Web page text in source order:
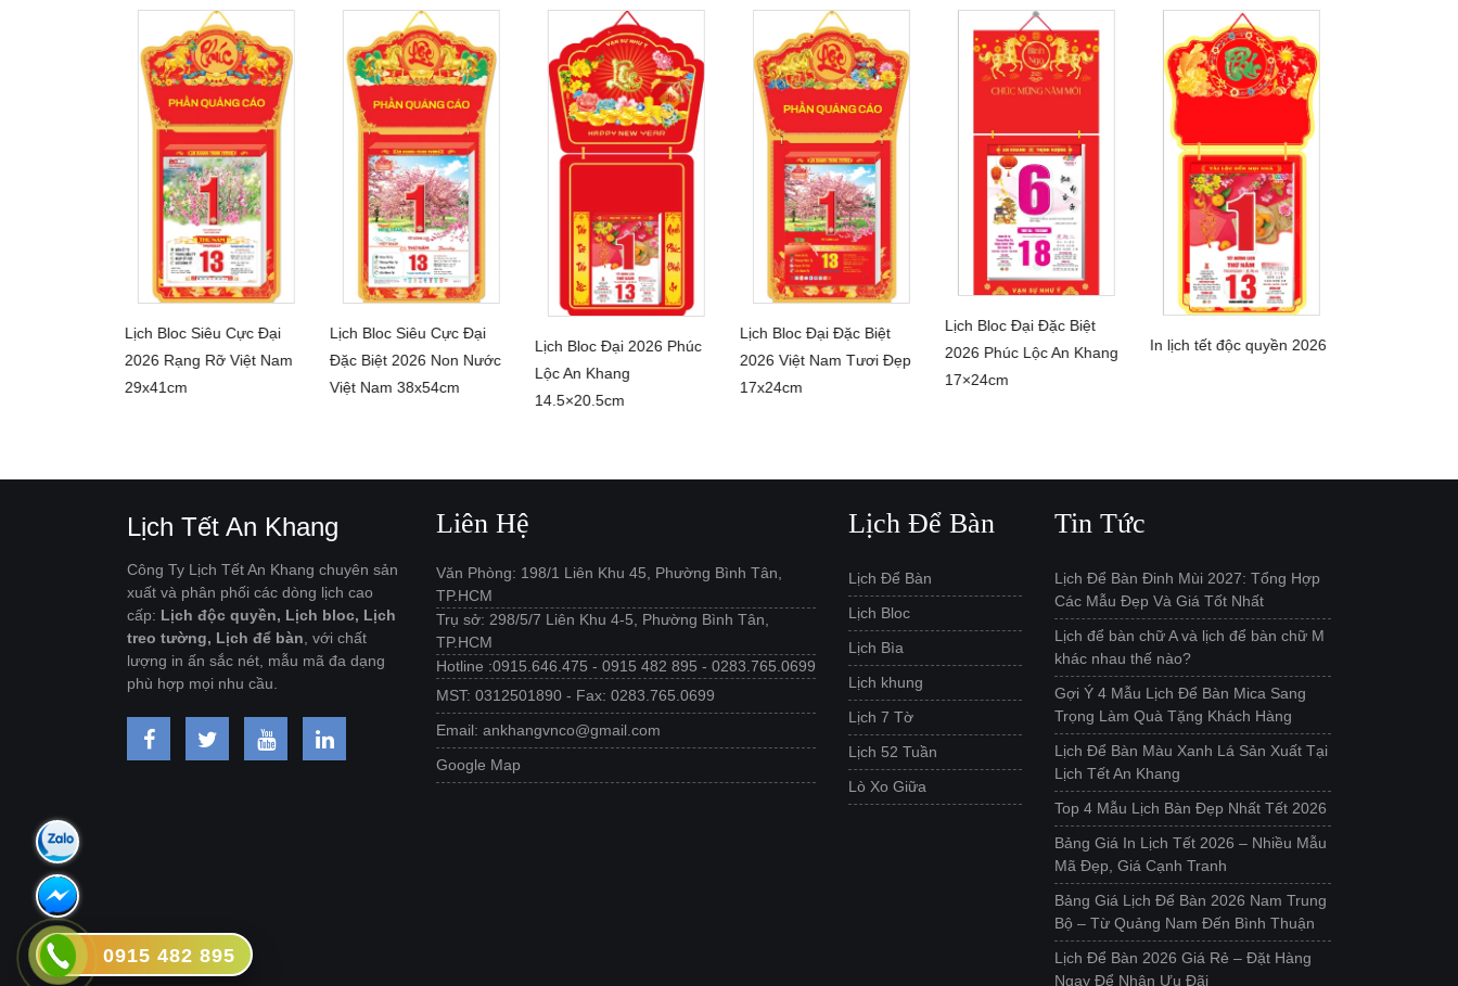
Lịch Bloc Siêu Cực Đại
2026 Rạng Rỡ Việt Nam
29x41cm
Lịch Bloc Siêu Cực Đại
Đặc Biệt 2026 Non Nước
Việt Nam 38x54cm
CHI TIẾT
Lịch Bloc Đại 2026 Phúc
Lộc An Khang
14.5×20.5cm
Lịch Bloc Đại Đặc Biệt
2026 Việt Nam Tươi Đẹp
17x24cm
Lịch Bloc Đại Đặc Biệt
2026 Phúc Lộc An Khang
17×24cm
In lịch tết độc quyền 2026
Lịch Tết An Khang
Công Ty Lịch Tết An Khang chuyên sản
xuất và phân phối các dòng lịch cao
cấp: Lịch độc quyền, Lịch bloc, Lịch
treo tường, Lịch để bàn , với chất
lượng in ấn sắc nét, mẫu mã đa dạng
phù hợp mọi nhu cầu.
Liên Hệ
Văn Phòng: 198/1 Liên Khu 45, Phường Bình Tân,
TP.HCM
Trụ sở: 298/5/7 Liên Khu 4-5, Phường Bình Tân,
TP.HCM
Hotline :0915.646.475 - 0915 482 895 - 0283.765.0699
MST: 0312501890 - Fax: 0283.765.0699
Email: ankhangvnco@gmail.com
Google Map
Lịch Để Bàn
Lịch Để Bàn
Lịch Bloc
Lịch Bìa
Lịch khung
Lịch 7 Tờ
Lịch 52 Tuần
Lò Xo Giữa
Tin Tức
Lịch Để Bàn Đinh Mùi 2027: Tổng Hợp
Các Mẫu Đẹp Và Giá Tốt Nhất
Lịch để bàn chữ A và lịch để bàn chữ M
khác nhau thế nào?
Gợi Ý 4 Mẫu Lịch Để Bàn Mica Sang
Trọng Làm Quà Tặng Khách Hàng
Lịch Để Bàn Màu Xanh Lá Sản Xuất Tại
Lịch Tết An Khang
Top 4 Mẫu Lịch Bàn Đẹp Nhất Tết 2026
Bảng Giá In Lịch Tết 2026 – Nhiều Mẫu
Mã Đẹp, Giá Cạnh Tranh
Bảng Giá Lịch Để Bàn 2026 Nam Trung
Bộ – Từ Quảng Nam Đến Bình Thuận
Lịch Để Bàn 2026 Giá Rẻ – Đặt Hàng
Ngay Để Nhận Ưu Đãi
0915 482 895